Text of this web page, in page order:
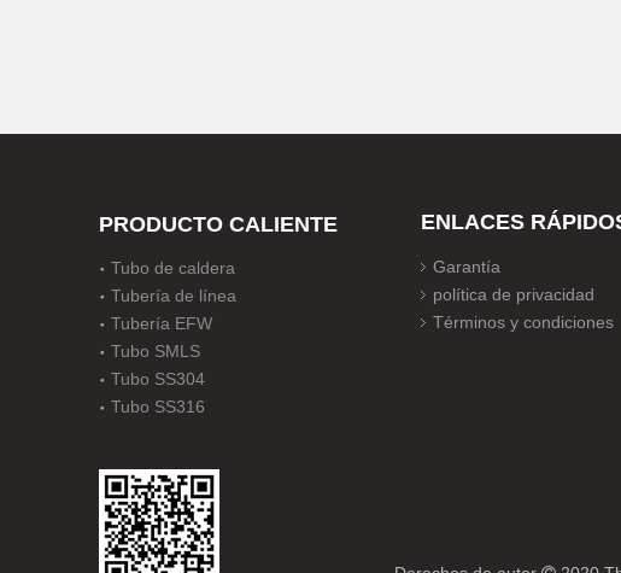
PRODUCTO CALIENTE
Tubo de caldera
Tubería de línea
Tubería EFW
Tubo SMLS
Tubo SS304
Tubo SS316
ENLACES
Garantía
política de privacidad
Términos y condiciones